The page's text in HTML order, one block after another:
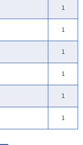
1
1
1
1
1
1